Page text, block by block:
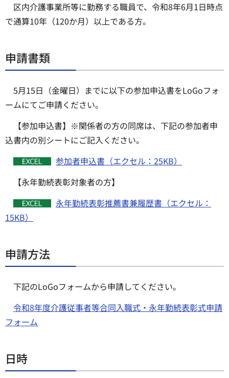
区内介護事業所等に勤務する職員で、令和8年6月1日時点
で通算10年（120か月）以上である方。
申請書類
5月15日（金曜日）までに以下の参加申込書をLoGoフォ
ームにてご申請ください。
【参加申込書】※関係者の方の同席は、下記の参加者申
込書内の別シートにご記入ください。
参加者申込書（エクセル：25KB）
【永年勤続表彰対象者の方】
永年勤続表彰推薦書兼履歴書（エクセル：
15KB）
申請方法
下記のLoGoフォームから申請してください。
令和8年度介護従事者等合同入職式・永年勤続表彰式申請
フォーム
日時